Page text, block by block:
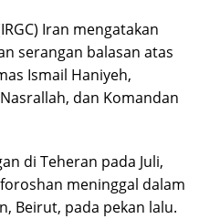
Iran mengatakan
serangan balasan atas
Ismail Haniyeh,
dan Komandan
di Teheran pada Juli,
meninggal dalam
Beirut, pada pekan lalu.